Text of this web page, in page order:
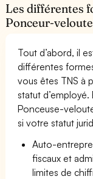
Les différentes
Ponceur-
Tout d’abord, il
différentes
vous êtes TNS à
statut
Ponceuse-
si votre statut
Auto-
fiscaux et
limites de